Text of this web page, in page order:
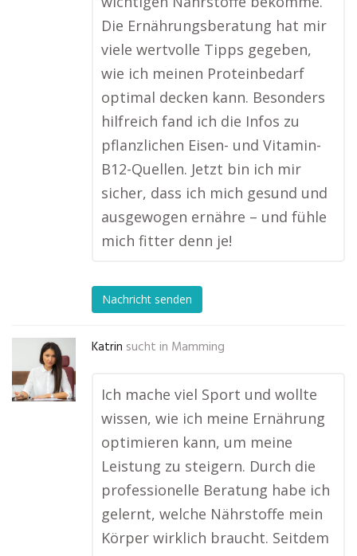
Die Ernährungsberatung hat mir
viele wertvolle Tipps gegeben,
wie ich meinen Proteinbedarf
optimal decken kann. Besonders
hilfreich fand ich die Infos zu
pflanzlichen Eisen- und Vitamin-
B12-Quellen. Jetzt bin ich mir
sicher, dass ich mich gesund und
ausgewogen ernähre – und fühle
mich fitter denn je!
Nachricht senden
Katrin sucht in Mamming
Ich mache viel Sport und wollte
wissen, wie ich meine Ernährung
optimieren kann, um meine
Leistung zu steigern. Durch die
professionelle Beratung habe ich
gelernt, welche Nährstoffe mein
Körper wirklich braucht. Seitdem